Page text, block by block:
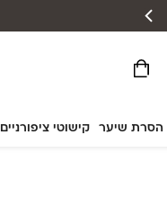
הסרת שיער קישוטי ציפורניים